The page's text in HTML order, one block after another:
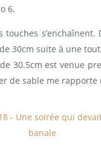
6.
touches
30cm suite à une
30.5cm est venue
de sable me